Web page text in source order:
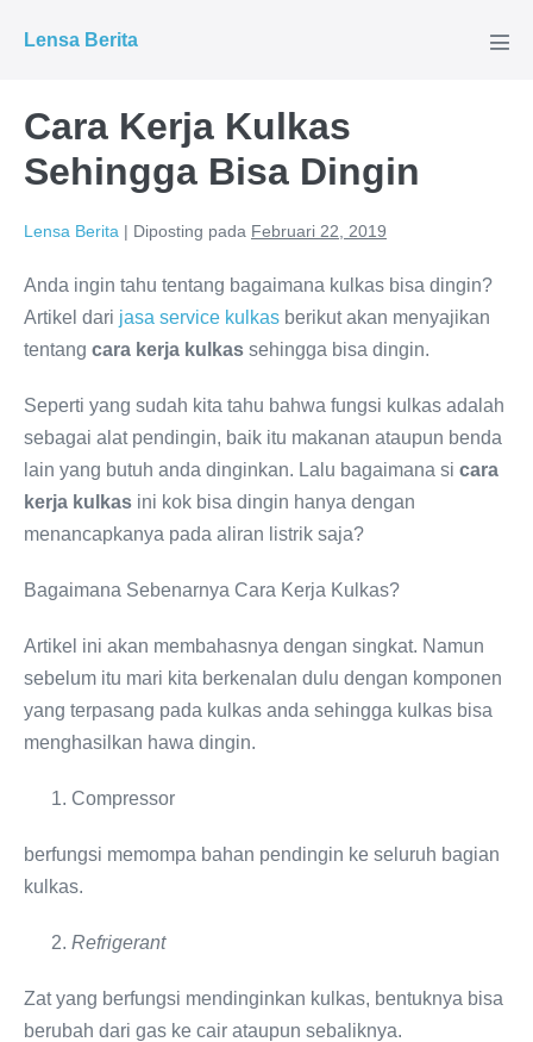
Lensa Berita
Cara Kerja Kulkas
Sehingga Bisa Dingin
Lensa Berita | Diposting pada Februari 22, 2019
Anda ingin tahu tentang bagaimana kulkas bisa dingin?
Artikel dari jasa service kulkas berikut akan menyajikan
tentang cara kerja kulkas sehingga bisa dingin.
Seperti yang sudah kita tahu bahwa fungsi kulkas adalah
sebagai alat pendingin, baik itu makanan ataupun benda
lain yang butuh anda dinginkan. Lalu bagaimana si cara
kerja kulkas ini kok bisa dingin hanya dengan
menancapkanya pada aliran listrik saja?
Bagaimana Sebenarnya Cara Kerja Kulkas?
Artikel ini akan membahasnya dengan singkat. Namun
sebelum itu mari kita berkenalan dulu dengan komponen
yang terpasang pada kulkas anda sehingga kulkas bisa
menghasilkan hawa dingin.
Compressor
berfungsi memompa bahan pendingin ke seluruh bagian
kulkas.
Refrigerant
Zat yang berfungsi mendinginkan kulkas, bentuknya bisa
berubah dari gas ke cair ataupun sebaliknya.